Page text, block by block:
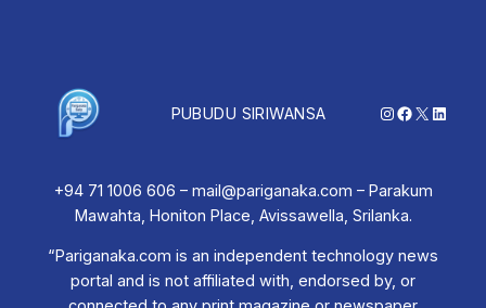
PUBUDU SIRIWANSA Instagram
Facebook
X
+94 71 1006 606 – mail@pariganaka.com – Parakum
Mawahta, Honiton Place, Avissawella, Srilanka.
“Pariganaka.com is an independent technology news
portal and is not affiliated with, endorsed by, or